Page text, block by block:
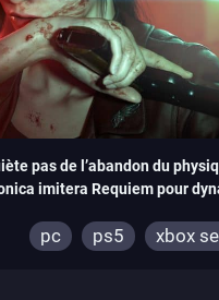
pas de l’abandon du
imitera Requiem pour
pc ps5 xbox